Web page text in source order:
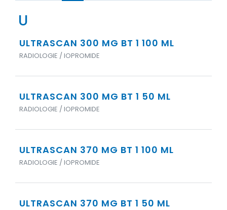
U
ULTRASCAN 300 MG BT 1 100 ML
RADIOLOGIE / IOPROMIDE
ULTRASCAN 300 MG BT 1 50 ML
RADIOLOGIE / IOPROMIDE
ULTRASCAN 370 MG BT 1 100 ML
RADIOLOGIE / IOPROMIDE
ULTRASCAN 370 MG BT 1 50 ML